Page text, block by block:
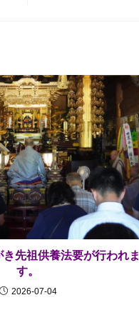
先祖供養法要が行われま
す。
2026-07-04